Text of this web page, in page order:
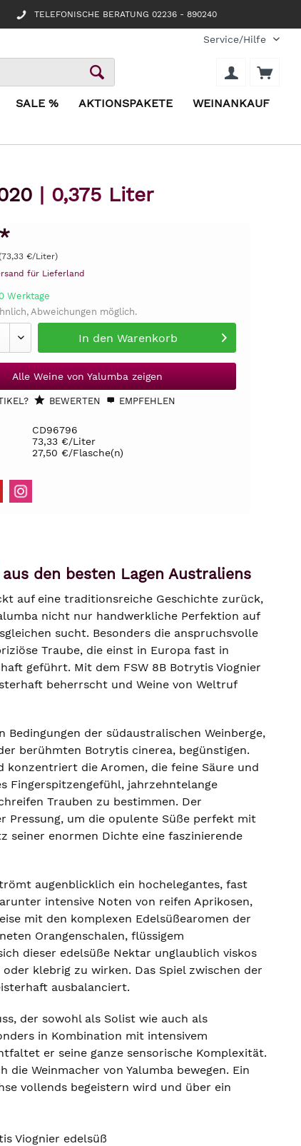
TELEFONISCHE BERATUNG 02236 - 890240
Service/Hilfe
SALE % AKTIONSPAKETE WEINANKAUF
| 0,375 Liter
€/Liter)
für Lieferland
Werktage
Abweichungen möglich.
In den Warenkorb
Alle Weine von Yalumba zeigen
BEWERTEN EMPFEHLEN
CD96796
73,33 €/Liter
27,50 €/Flasche(n)
den besten Lagen Australiens
auf eine traditionsreiche Geschichte zurück,
nicht nur handwerkliche Perfektion auf
sucht. Besonders die anspruchsvolle
Traube, die einst in Europa fast in
geführt. Mit dem FSW 8B Botrytis Viognier
beherrscht und Weine von Weltruf
der südaustralischen Weinberge,
berühmten Botrytis cinerea, begünstigen.
konzentriert die Aromen, die feine Säure und
Fingerspitzengefühl, jahrzehntelange
Trauben zu bestimmen. Der
Pressung, um die opulente Süße perfekt mit
seiner enormen Dichte eine faszinierende
augenblicklich ein hochelegantes, fast
intensive Noten von reifen Aprikosen,
mit den komplexen Edelsüßearomen der
Orangenschalen, flüssigem
dieser edelsüße Nektar unglaublich viskos
klebrig zu wirken. Das Spiel zwischen der
ausbalanciert.
der sowohl als Solist wie auch als
in Kombination mit intensivem
er seine ganze sensorische Komplexität.
Weinmacher von Yalumba bewegen. Ein
vollends begeistern wird und über ein
Viognier edelsüß